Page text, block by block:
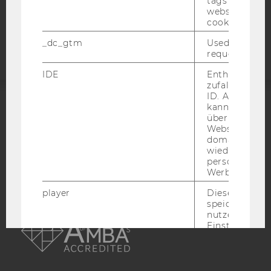
Barrierefreiheitserklärung
Webseite
website read
cookie.
_dc_gtm
Used to
request rate.
IDE
Enthält eine
ID. Anhand
kann Google
über
Websites
Werbung
player
Dieses Cookie
speichert